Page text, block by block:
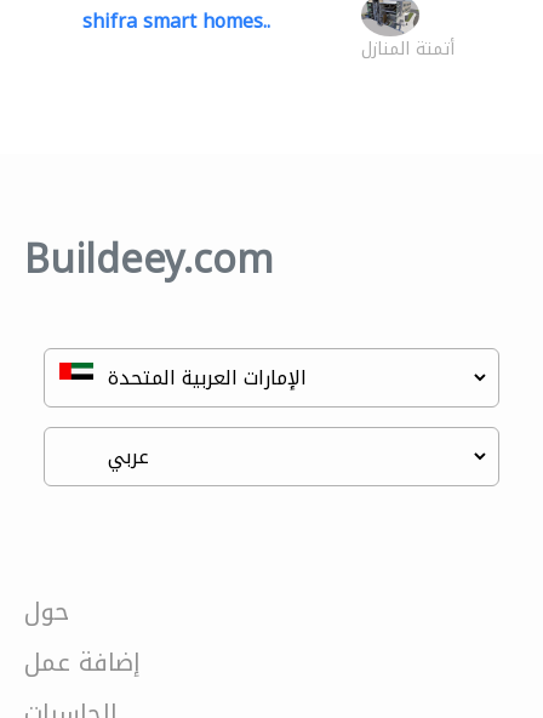
shifra smart homes..
أتمتة المنازل
Buildeey.com
حول
إضافة عمل